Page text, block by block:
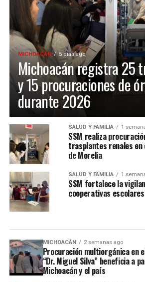
MICHOACÁN 5 días ago
Michoacán registra 25
y 15 procuraciones de
durante 2026
SALUD Y FAMILIA 1
SSM realiza
trasplantes renales en
de Morelia
SALUD Y FAMILIA 1
SSM fortalece la
cooperativas
MICHOACÁN 2 semanas ago
Procuración multiorgánica en
“Dr. Miguel Silva” beneficia a
Michoacán y el país